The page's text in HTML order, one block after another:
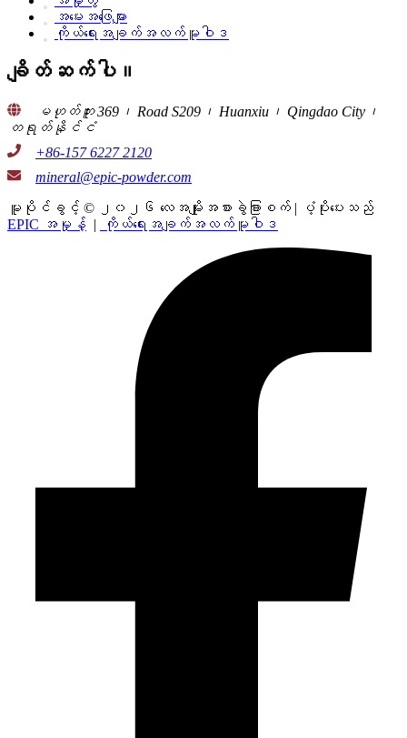
အမေးအဖြေများ
ကိုယ်ရေးအချက်အလက်မူဝါဒ
ချိတ်ဆက်ပါ။
မဟုတ်ဘူး 369၊ Road S209၊ Huanxiu၊ Qingdao City၊
တရုတ်နိုင်ငံ
+86-157 6227 2120
mineral@epic-powder.com
မူပိုင်ခွင့် © ၂၀၂၆ လေအမျိုးအစားခွဲခြားစက် | ပံ့ပိုးပေးသည်
EPIC အမှုန့် | ကိုယ်ရေးအချက်အလက်မူဝါဒ